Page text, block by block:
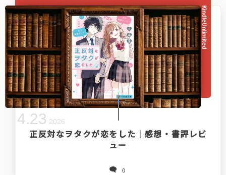
KindleUnlimited
正反対なヲタクが恋をした｜感想・書評レビ
ュー
0
4.23 2026